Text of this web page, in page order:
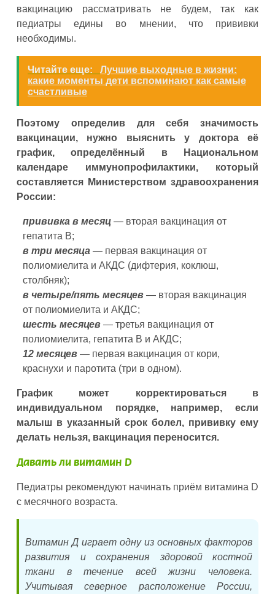
вакцинацию рассматривать не будем, так как
педиатры едины во мнении, что прививки
необходимы.
Читайте еще:
Лучшие выходные в жизни:
какие моменты дети вспоминают как самые
счастливые
Поэтому определив для себя значимость
вакцинации, нужно выяснить у доктора её
график, определённый в Национальном
календаре иммунопрофилактики, который
составляется Министерством здравоохранения
России:
прививка в месяц — вторая вакцинация от
гепатита В;
в три месяца — первая вакцинация от
полиомиелита и АКДС (дифтерия, коклюш,
столбняк);
в четыре/пять месяцев — вторая вакцинация
от полиомиелита и АКДС;
шесть месяцев — третья вакцинация от
полиомиелита, гепатита В и АКДС;
12 месяцев — первая вакцинация от кори,
краснухи и паротита (три в одном).
График может корректироваться в
индивидуальном порядке, например, если
малыш в указанный срок болел, прививку ему
делать нельзя, вакцинация переносится.
Давать ли витамин D
Педиатры рекомендуют начинать приём витамина D
с месячного возраста.
Витамин Д играет одну из основных факторов
развития и сохранения здоровой костной
ткани в течение всей жизни человека.
Учитывая северное расположение России,